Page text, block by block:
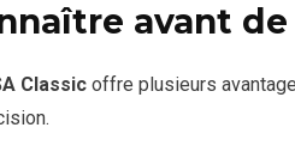
avant
Classic offre plusieurs